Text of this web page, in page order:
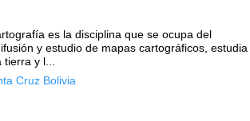
es la disciplina que se ocupa del
y estudio de mapas cartográficos, estudia
y l...
Cruz Bolivia